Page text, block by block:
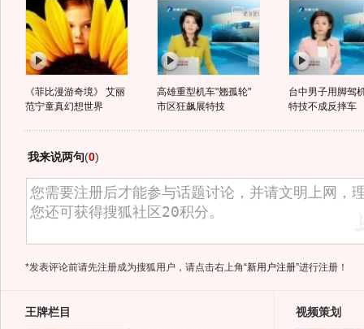
《菲比漫游奇境》 艾丽
范宁童真幻想世界
高雄重型机车"翘孤轮"
市区狂飙展特技
台中男子用脚驾
特技不成反摔车
我来说两句(0)
*发表评论前请先注册成为搜狐用户，请点击右上角“新用户注册”进行注册！
王牌栏目 视频策划